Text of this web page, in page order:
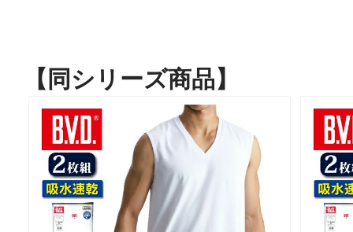
【同シリーズ商品】